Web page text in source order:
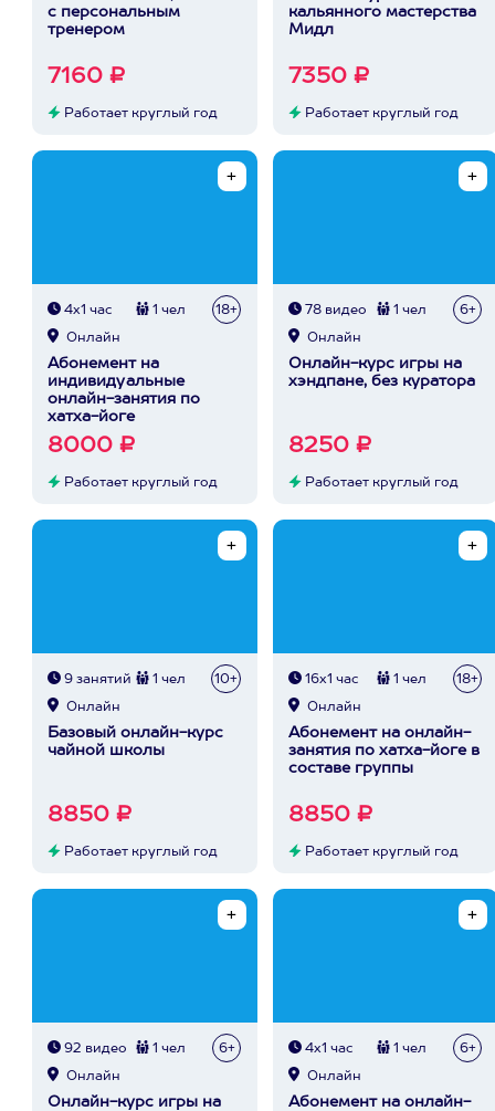
с персональным
тренером
7160 ₽
Работает круглый год
кальянного мастерства
Мидл
7350 ₽
Работает круглый год
4х1 час 1 чел 18+
Онлайн
Абонемент на
индивидуальные
онлайн-занятия по
хатха-йоге
8000 ₽
Работает круглый год
78 видео 1 чел 6+
Онлайн
Онлайн-курс игры на
хэндпане, без куратора
8250 ₽
Работает круглый год
9 занятий 1 чел 10+
Онлайн
Базовый онлайн-курс
чайной школы
8850 ₽
Работает круглый год
16х1 час 1 чел 18+
Онлайн
Абонемент на онлайн-
занятия по хатха-йоге в
составе группы
8850 ₽
Работает круглый год
92 видео 1 чел 6+
Онлайн
Онлайн-курс игры на
4х1 час 1 чел 6+
Онлайн
Абонемент на онлайн-